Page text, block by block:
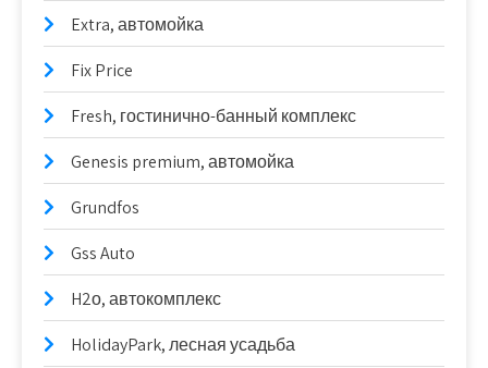
Extra, автомойка
Fix Price
Fresh, гостинично-банный комплекс
Genesis premium, автомойка
Grundfos
Gss Auto
H2о, автокомплекс
HolidayPark, лесная усадьба